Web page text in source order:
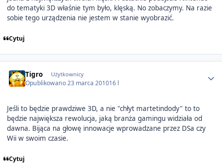
do tematyki 3D właśnie tym było, klęską. No zobaczymy. Na razie
sobie tego urządzenia nie jestem w stanie wyobrazić.
Cytuj
Tigro Użytkownicy
Opublikowano23 marca 201016 l
Jeśli to będzie prawdziwe 3D, a nie "chłyt martetindody" to to
będzie największa rewolucja, jaką branża gamingu widziała od
dawna. Bijąca na głowę innowacje wprowadzane przez DSa czy
Wii w swoim czasie.
Cytuj